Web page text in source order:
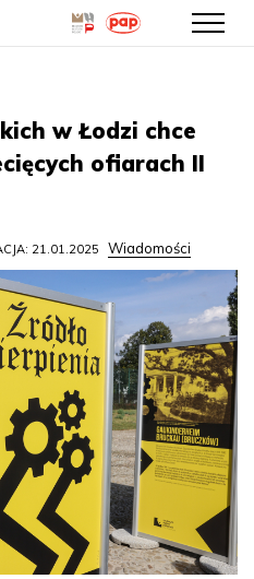
treści w Łodzi chce
ofiarach II
21.01.2025 Wiadomości